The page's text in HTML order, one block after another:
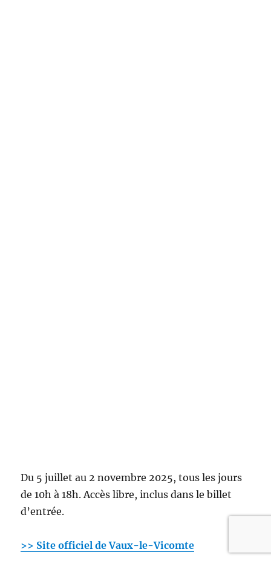
Du 5 juillet au 2 novembre 2025, tous les jours
de 10h à 18h. Accès libre, inclus dans le billet
d’entrée.
>> Site officiel de Vaux-le-Vicomte